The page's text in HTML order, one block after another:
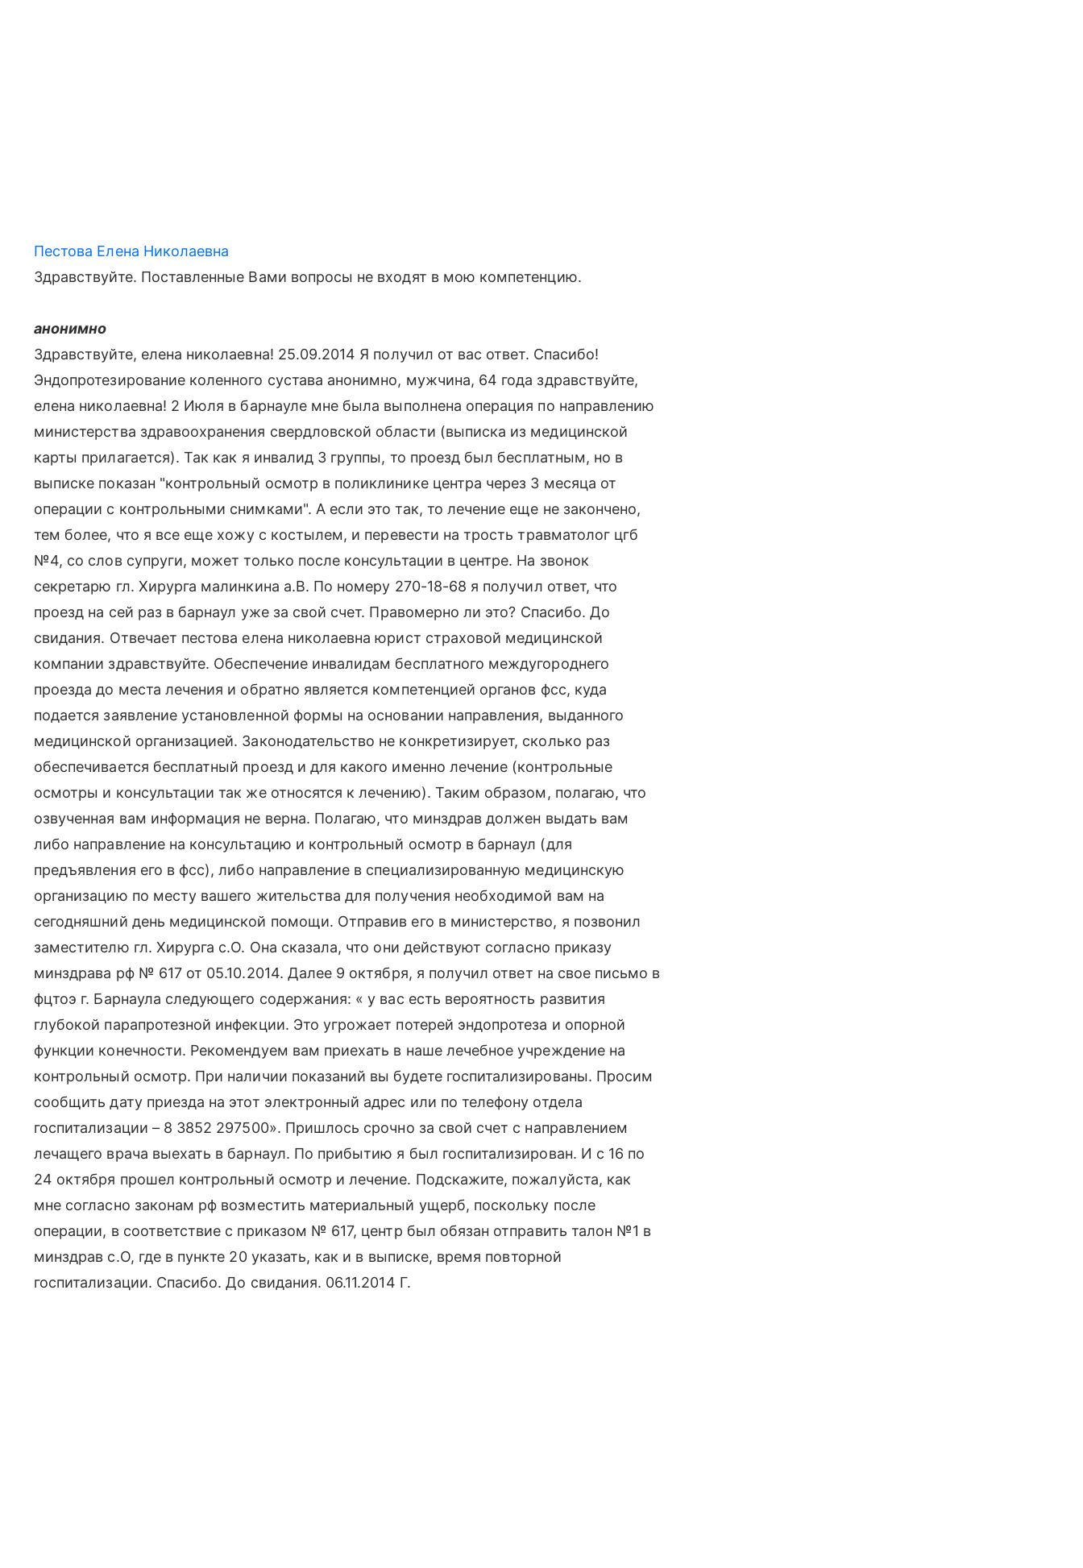
Пестова Елена Николаевна
Здравствуйте. Поставленные Вами вопросы не входят в мою компетенцию.
анонимно
Здравствуйте, елена николаевна! 25.09.2014 Я получил от вас ответ. Спасибо!
Эндопротезирование коленного сустава анонимно, мужчина, 64 года здравствуйте,
елена николаевна! 2 Июля в барнауле мне была выполнена операция по направлению
министерства здравоохранения свердловской области (выписка из медицинской
карты прилагается). Так как я инвалид 3 группы, то проезд был бесплатным, но в
выписке показан "контрольный осмотр в поликлинике центра через 3 месяца от
операции с контрольными снимками". А если это так, то лечение еще не закончено,
тем более, что я все еще хожу с костылем, и перевести на трость травматолог цгб
№4, со слов супруги, может только после консультации в центре. На звонок
секретарю гл. Хирурга малинкина а.В. По номеру 270-18-68 я получил ответ, что
проезд на сей раз в барнаул уже за свой счет. Правомерно ли это? Спасибо. До
свидания. Отвечает пестова елена николаевна юрист страховой медицинской
компании здравствуйте. Обеспечение инвалидам бесплатного междугороднего
проезда до места лечения и обратно является компетенцией органов фсс, куда
подается заявление установленной формы на основании направления, выданного
медицинской организацией. Законодательство не конкретизирует, сколько раз
обеспечивается бесплатный проезд и для какого именно лечение (контрольные
осмотры и консультации так же относятся к лечению). Таким образом, полагаю, что
озвученная вам информация не верна. Полагаю, что минздрав должен выдать вам
либо направление на консультацию и контрольный осмотр в барнаул (для
предъявления его в фсс), либо направление в специализированную медицинскую
организацию по месту вашего жительства для получения необходимой вам на
сегодняшний день медицинской помощи. Отправив его в министерство, я позвонил
заместителю гл. Хирурга с.О. Она сказала, что они действуют согласно приказу
минздрава рф № 617 от 05.10.2014. Далее 9 октября, я получил ответ на свое письмо в
фцтоэ г. Барнаула следующего содержания: « у вас есть вероятность развития
глубокой парапротезной инфекции. Это угрожает потерей эндопротеза и опорной
функции конечности. Рекомендуем вам приехать в наше лечебное учреждение на
контрольный осмотр. При наличии показаний вы будете госпитализированы. Просим
сообщить дату приезда на этот электронный адрес или по телефону отдела
госпитализации – 8 3852 297500». Пришлось срочно за свой счет с направлением
лечащего врача выехать в барнаул. По прибытию я был госпитализирован. И с 16 по
24 октября прошел контрольный осмотр и лечение. Подскажите, пожалуйста, как
мне согласно законам рф возместить материальный ущерб, поскольку после
операции, в соответствие с приказом № 617, центр был обязан отправить талон №1 в
минздрав с.О, где в пункте 20 указать, как и в выписке, время повторной
госпитализации. Спасибо. До свидания. 06.11.2014 Г.